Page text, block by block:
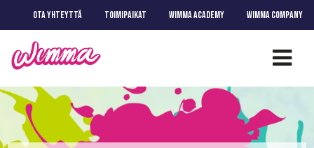
OTA YHTEYTTÄ TOIMIPAIKAT WIMMA ACADEMY WIMMA COMPANY